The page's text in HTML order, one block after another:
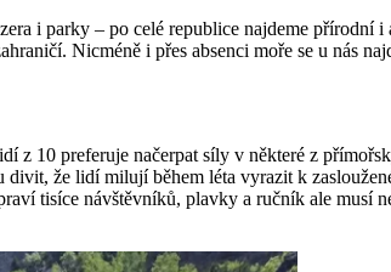
i parky – po celé republice najdeme přírodní
Nicméně i přes absenci moře se u nás
z 10 preferuje načerpat síly v některé z
divit, že lidí milují během léta vyrazit k
tisíce návštěvníků, plavky a ručník ale musí